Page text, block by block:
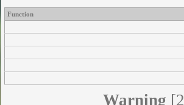
Function
Warning